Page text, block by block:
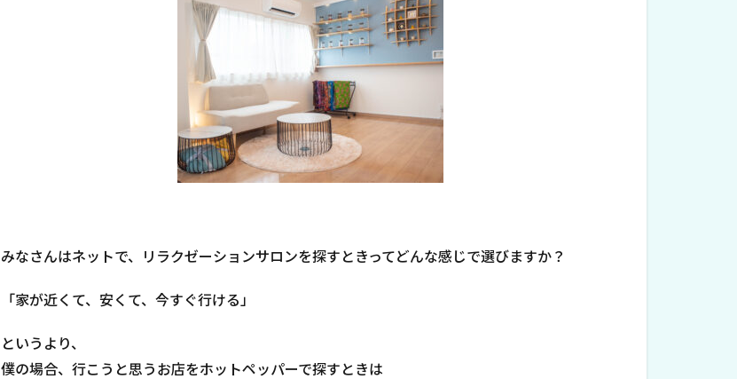
みなさんはネットで、リラクゼーションサロンを探すときってどんな感じで選びますか？
「家が近くて、安くて、今すぐ行ける」
というより、
僕の場合、行こうと思うお店をホットペッパーで探すときは